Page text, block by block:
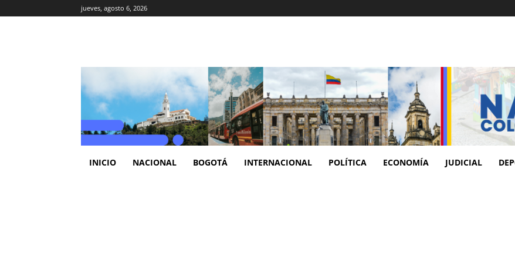
jueves, agosto 6, 2026
INICIO NACIONAL BOGOTÁ INTERNACIONAL POLÍTICA ECONOMÍA JUDICIAL